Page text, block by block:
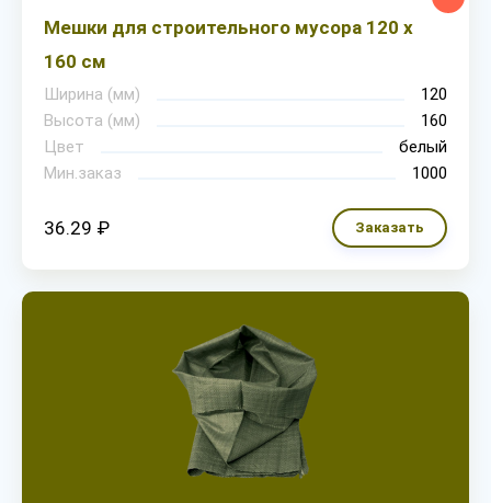
Мешки для строительного мусора 120 х
160 см
Ширина (мм)
120
Высота (мм)
160
Цвет
белый
Мин.заказ
1000
36.29 ₽ Заказать